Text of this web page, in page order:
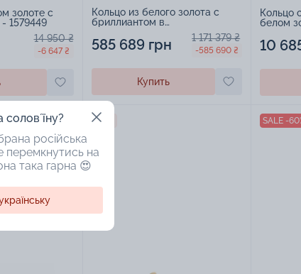
золоте с
1579449
14 950 ₴
-6 647 ₴
Кольцо из белого золота с
бриллиантом в
минималистическом стиле -
1835280
585 689 грн 1 171 379 ₴
-585 690 ₴
Купить
Кольцо
белом
10
-44% SALE -
російська
перемкнутись на
така гарна 😍